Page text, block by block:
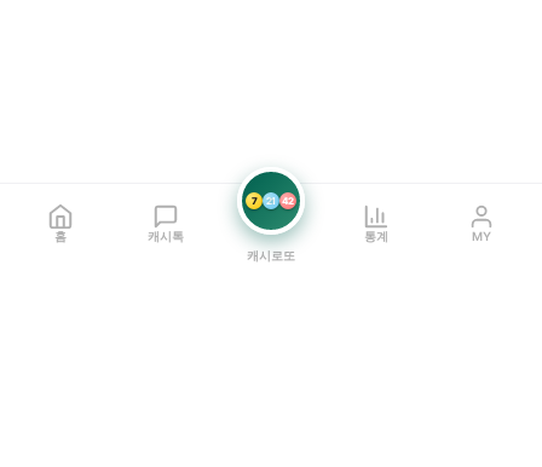
홈 캐시톡
7 21 42
캐시로또
통계 MY